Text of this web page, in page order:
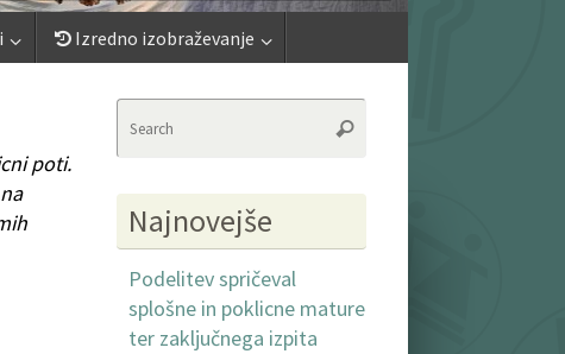
Izredno izobraževanje
poti.
Search
Najnovejše
Podelitev spričeval
splošne in poklicne mature
ter zaključnega izpita